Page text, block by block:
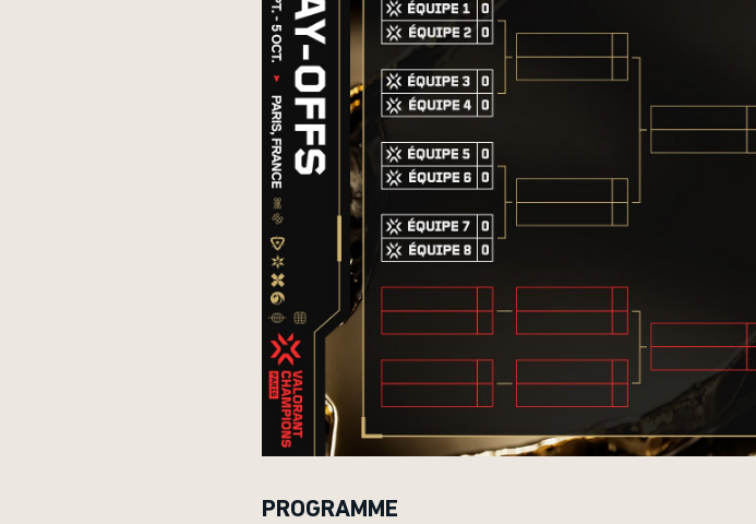
PROGRAMME